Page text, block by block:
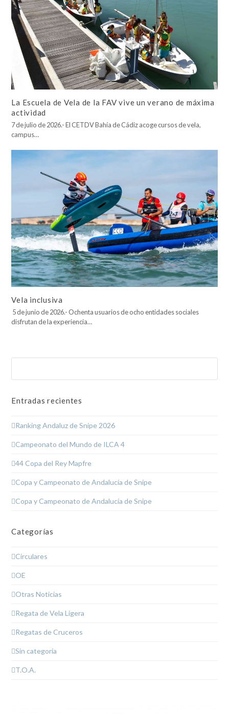
La Escuela de Vela de la FAV vive un verano de máxima
actividad
7 de julio de 2026.- El CETDV Bahía de Cádiz acoge cursos de vela,
campus…
Vela inclusiva
5 de junio de 2026.- Ochenta usuarios de ocho entidades sociales
disfrutan de la experiencia…
Entradas recientes
Ranking Andaluz de Snipe 2026
Campeonato del Mundo de ILCA 4
44 Copa del Rey Mapfre
Copa y Campeonato de Andalucía de Snipe
Copa y Campeonato de Andalucía de Snipe
Categorías
Circulares
OE
Otras Noticias
Regata de Vela Ligera
Regatas de Cruceros
Sin categoría
T.O.A.